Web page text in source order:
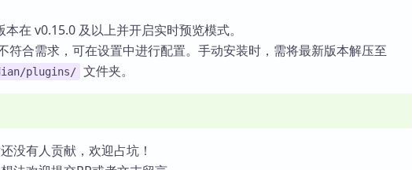
在 v0.15.0 及以上并开启实时预览模式。
符合需求，可在设置中进行配置。手动安装时，需将最新版本解压至
plugins/ 文件夹。
没有人贡献，欢迎占坑！